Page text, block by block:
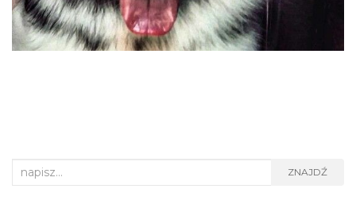
Search
ZNAJDŹ